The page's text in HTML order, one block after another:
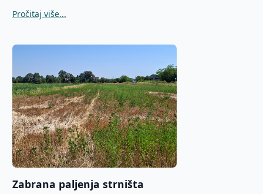
Pročitaj više...
Zabrana paljenja strništa